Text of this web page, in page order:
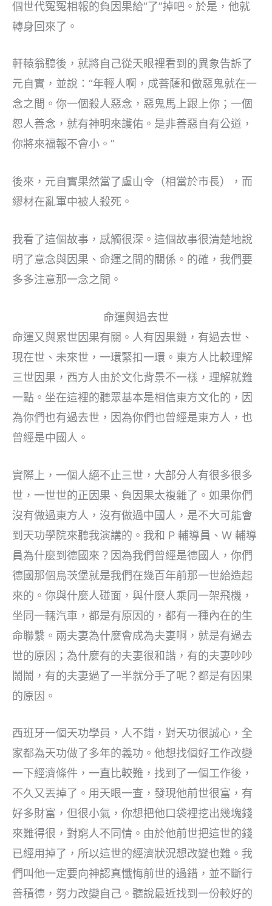
個世代冤冤相報的負因果給“了”掉吧。於是，他就
轉身回來了。
軒轅翁聽後，就將自己從天眼裡看到的異象告訴了
元自實，並說：“年輕人啊，成菩薩和做惡鬼就在一
念之間。你一個殺人惡念，惡鬼馬上跟上你；一個
恕人善念，就有神明來護佑。是非善惡自有公道，
你將來福報不會小。”
後來，元自實果然當了盧山令（相當於市長），而
繆材在亂軍中被人殺死。
我看了這個故事，感觸很深。這個故事很清楚地說
明了意念與因果、命運之間的關係。的確，我們要
多多注意那一念之間。
命運與過去世
命運又與累世因果有關。人有因果鏈，有過去世、
現在世、未來世，一環緊扣一環。東方人比較理解
三世因果，西方人由於文化背景不一樣，理解就難
一點。坐在這裡的聽眾基本是相信東方文化的，因
為你們也有過去世，因為你們也曾經是東方人，也
曾經是中國人。
實際上，一個人絕不止三世，大部分人有很多很多
世，一世世的正因果、負因果太複雜了。如果你們
沒有做過東方人，沒有做過中國人，是不大可能會
到天功學院來聽我演講的。我和 P 輔導員、W 輔導
員為什麼到德國來？因為我們曾經是德國人，你們
德國那個烏茨堡就是我們在幾百年前那一世給造起
來的。你與什麼人碰面，與什麼人乘同一架飛機，
坐同一輛汽車，都是有原因的，都有一種內在的生
命聯繫。兩夫妻為什麼會成為夫妻啊，就是有過去
世的原因；為什麼有的夫妻很和諧，有的夫妻吵吵
鬧鬧，有的夫妻過了一半就分手了呢？都是有因果
的原因。
西班牙一個天功學員，人不錯，對天功很誠心，全
家都為天功做了多年的義功。他想找個好工作改變
一下經濟條件，一直比較難，找到了一個工作後，
不久又丟掉了。用天眼一查，發現他前世很富，有
好多財富，但很小氣，你想把他口袋裡挖出幾塊錢
來難得很，對窮人不同情。由於他前世把這世的錢
已經用掉了，所以這世的經濟狀況想改變也難。我
們叫他一定要向神認真懺悔前世的過錯，並不斷行
善積德，努力改變自己。聽說最近找到一份較好的